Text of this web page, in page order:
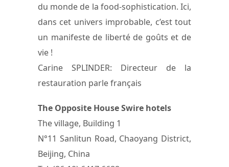
du monde de la food-sophistication. Ici,
dans cet univers improbable, c’est tout
un manifeste de liberté de goûts et de
vie !
Carine SPLINDER: Directeur de la
restauration parle français
The Opposite House Swire hotels
The village, Building 1
N°11 Sanlitun Road, Chaoyang District,
Beijing, China